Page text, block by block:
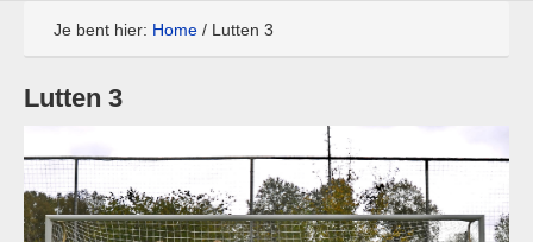
Je bent hier: Home / Lutten 3
Lutten 3